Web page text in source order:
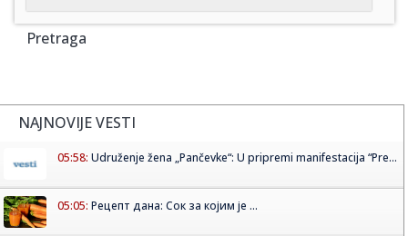
Pretraga
NAJNOVIJE VESTI
05:58: Udruženje žena „Pančevke“: U pripremi manifestacija “Pre...
05:05: Рецепт дана: Сок за којим је ...